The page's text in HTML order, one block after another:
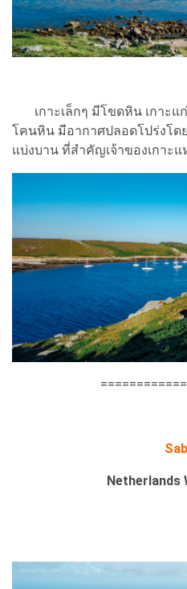
เกาะเล็กๆ มีโขดหิน เกาะแ
โคนหิน มีอากาศปลอดโปร่งโด
แบ่งบาน ที่สำคัญเจ้าของเกาะ
Netherlands